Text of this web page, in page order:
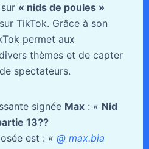
« nids de poules »
TikTok. Grâce à son
permet aux
thèmes et de capter
spectateurs.
signée Max: « Nid
13??
est : « @ max.bia